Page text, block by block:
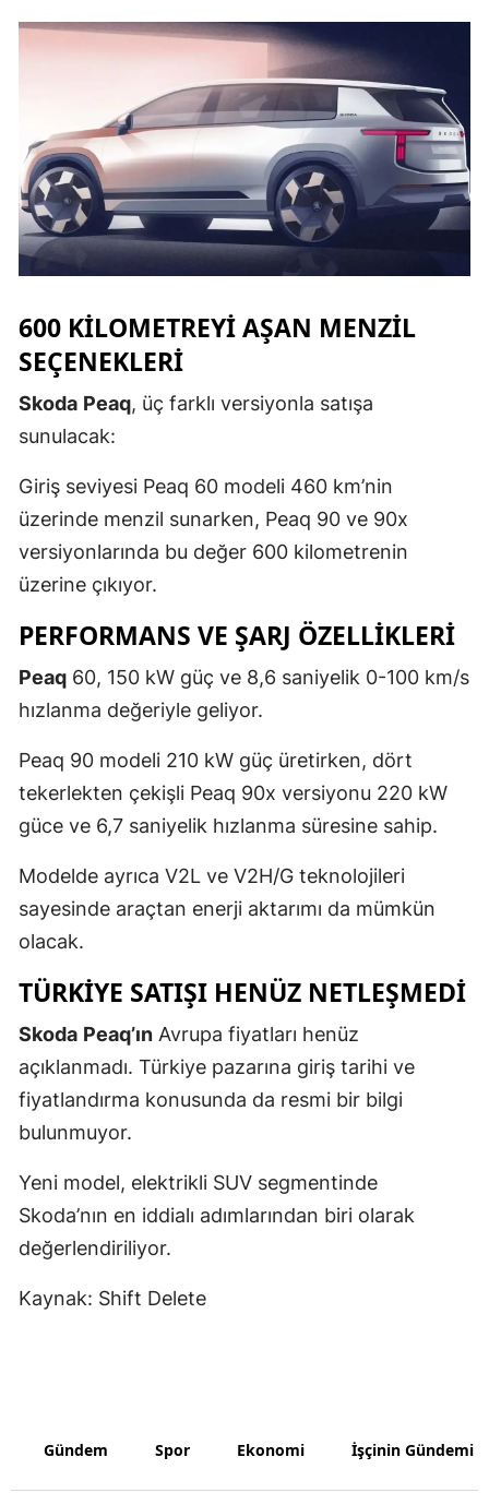
Sakarya
Siirt
Sinop
Sivas
Trabzon
Van
Yozgat
Aksaray
Bayburt
Batman
Şırnak
Bartın
Iğdır
Karabük
Düzce
600 KILOMETREYI AŞAN MENZIL
SEÇENEKLERI
Skoda Peaq, üç farklı versiyonla satışa
sunulacak:
Giriş seviyesi Peaq 60 modeli 460 km’nin
üzerinde menzil sunarken, Peaq 90 ve 90x
versiyonlarında bu değer 600 kilometrenin
üzerine çıkıyor.
PERFORMANS VE ŞARJ ÖZELLIKLERI
Peaq 60, 150 kW güç ve 8,6 saniyelik 0-100 km/s
hızlanma değeriyle geliyor.
Peaq 90 modeli 210 kW güç üretirken, dört
tekerlekten çekişli Peaq 90x versiyonu 220 kW
güce ve 6,7 saniyelik hızlanma süresine sahip.
Modelde ayrıca V2L ve V2H/G teknolojileri
sayesinde araçtan enerji aktarımı da mümkün
olacak.
TÜRKIYE SATIŞI HENÜZ NETLEŞMEDI
Skoda Peaq’ın Avrupa fiyatları henüz
açıklanmadı. Türkiye pazarına giriş tarihi ve
fiyatlandırma konusunda da resmi bir bilgi
bulunmuyor.
Yeni model, elektrikli SUV segmentinde
Skoda’nın en iddialı adımlarından biri olarak
değerlendiriliyor.
Kaynak: Shift Delete
Gündem Spor Ekonomi İşçinin Gündemi